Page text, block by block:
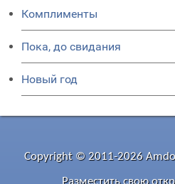
Комплименты
Пока, до свидания
Новый год
Copyright © 2011-2026
Разместить свою